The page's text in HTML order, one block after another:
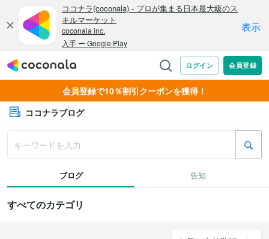
会員登録で10％割引クーポンを獲得！
ココナラブログ
ブログ 告知
すべてのカテゴリ